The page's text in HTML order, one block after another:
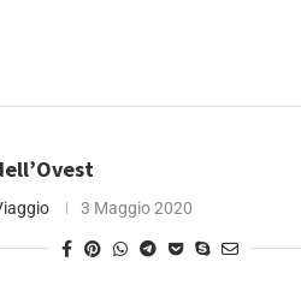
3 Maggio 2020